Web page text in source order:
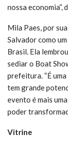
nossa economia”,
Mila Paes, por
Salvador como
Brasil. Ela
sediar o Boat
prefeitura. “É
tem grande
evento é mais
poder
Vitrine